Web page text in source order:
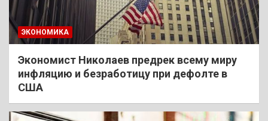
ЭКОНОМИКА
Экономист Николаев предрек всему миру
инфляцию и безработицу при дефолте в
США